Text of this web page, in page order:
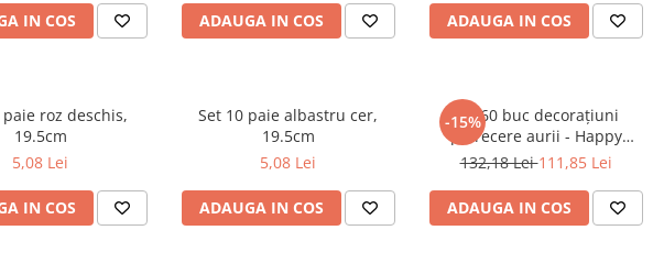
IN COS ADAUGA IN COS ADAUGA IN COS
paie roz deschis,
19.5cm
5,08 Lei
IN COS
Set 10 paie albastru cer,
19.5cm
5,08 Lei
ADAUGA IN COS
-15%
Set 60 buc decorațiuni
petrecere aurii - Happy
Birthday
132,18 Lei111,85 Lei
ADAUGA IN COS